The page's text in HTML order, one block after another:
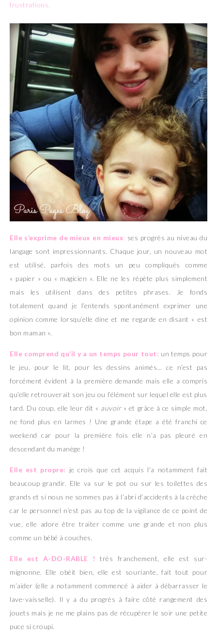
frustrations.
Elle s’exprime de mieux en mieux: ses progrès au niveau du
langage sont impressionnants. Chaque jour, un nouveau mot
est utilisé, parfois des mots un peu compliqués comme
« papier » ou « magicien ». Elle ne les répète plus simplement
mais les utilisent dans des petites phrases. Je fonds
totalement quand je l’entends spontanément exprimer une
opinion comme lorsqu’elle dine et me regarde en disant « est
bon maman ».
Elle comprend qu’il y a un temps pour tout: un temps pour
le jeu, pour le lit, pour les dessins animés… ce n’est pas
forcément évident à la première demande mais elle a compris
qu’elle retrouverait son jeu ou l’élément sur lequel elle est plus
tard. Du coup, elle leur dit « auvoir» et grâce à ce simple mot,
ne fond plus en larmes ! Une grande étape a été franchi ce
weekend car pour la première fois elle n’a pas pleuré en
descendant du manège !
Elle est propre: je crois que cet acquis l’a notamment fait
beaucoup grandir. Elle va sur le pot ou sur les toilettes des
grands et si nous ne sommes pas à l’abri d’accidents à la crèche
car le personnel n’est pas au top de la vigilance de ce point de
vue, elle adore être traiter comme une grande et non plus
comme un bébé à couches.
Elle est A-DO-RABLE !
très franchement, elle est sur-
mignonne. Elle obéit bien, elle est souriante, fait tout pour
m’aider (elle a notamment commencé à aider à débarrasser le
lave-vaisselle). Il y a du progrès à faire côté rangement des
jouets mais je ne me plains pas de récupérer le soir une petite
puce si croupi.